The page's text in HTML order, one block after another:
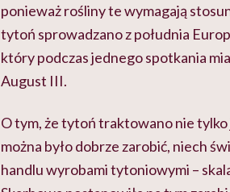
ponieważ rośliny te wymagają
tytoń sprowadzano z południa
który podczas jednego spotkania
August III.
O tym, że tytoń traktowano nie
można było dobrze zarobić, niech
handlu wyrobami tytoniowymi –